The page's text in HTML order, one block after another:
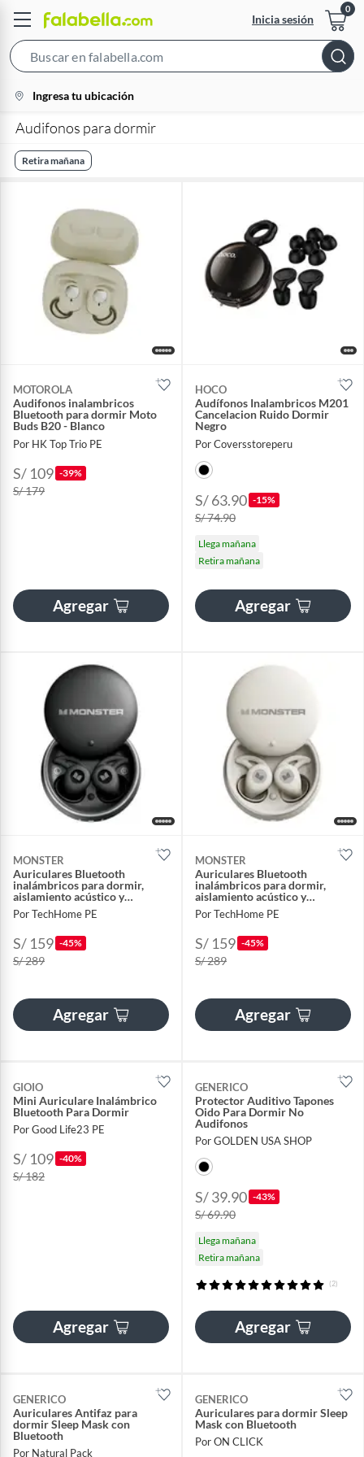
Inicia sesión
Bar
location-
icon
Ingresa tu ubicación
Audifonos para dormir
Retira mañana
MOTOROLA
Audifonos inalambricos
Bluetooth para dormir Moto
Buds B20 - Blanco
Por HK Top Trio PE
S/ 109 -39%
S/ 179
Agregar
HOCO
Audífonos Inalambricos M201
Cancelacion Ruido Dormir
Negro
Por Coversstoreperu
S/ 63.90 -15%
S/ 74.90
Llega mañana
Retira mañana
Agregar
MONSTER
Auriculares Bluetooth
inalámbricos para dormir,
aislamiento acústico y
reducción de ruido
Por TechHome PE
S/ 159 -45%
S/ 289
Agregar
MONSTER
Auriculares Bluetooth
inalámbricos para dormir,
aislamiento acústico y
reducción de ruido
Por TechHome PE
S/ 159 -45%
S/ 289
Agregar
GIOIO
Mini Auriculare Inalámbrico
Bluetooth Para Dormir
Por Good Life23 PE
S/ 109 -40%
S/ 182
Agregar
GENERICO
Protector Auditivo Tapones
Oido Para Dormir No
Audifonos
Por GOLDEN USA SHOP
S/ 39.90 -43%
S/ 69.90
Llega mañana
Retira mañana
(2)
Agregar
GENERICO
Auriculares Antifaz para
dormir Sleep Mask con
Bluetooth
Por Natural Pack
GENERICO
Auriculares para dormir Sleep
Mask con Bluetooth
Por ON CLICK